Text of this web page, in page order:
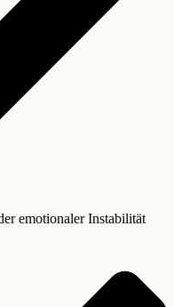
emotionaler Instabilität